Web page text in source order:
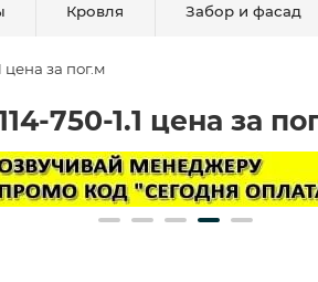
Кровля Забор и фасад
за пог.м
750-1.1 цена за